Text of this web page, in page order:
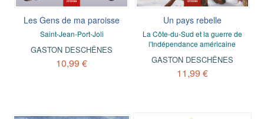
Les Gens de ma paroisse
Saint-Jean-Port-Joli
GASTON DESCHÊNES
10,99 €
Un pays rebelle
La Côte-du-Sud et la guerre de
l'Indépendance américaine
GASTON DESCHÊNES
11,99 €